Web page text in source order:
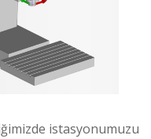
istasyonumuzu